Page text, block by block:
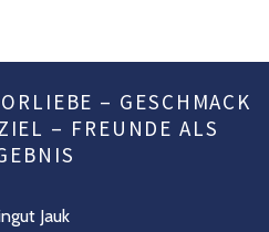
– GESCHMACK
– FREUNDE ALS
Jauk